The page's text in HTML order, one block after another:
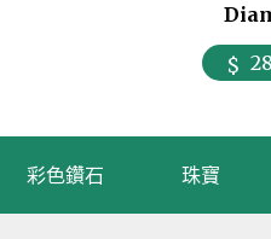
彩色鑽石 珠寶